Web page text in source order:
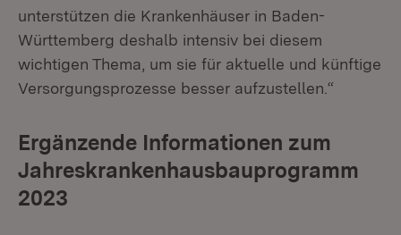
unterstützen die Krankenhäuser in Baden-
Württemberg deshalb intensiv bei diesem
wichtigen Thema, um sie für aktuelle und künftige
Versorgungsprozesse besser aufzustellen.“
Ergänzende Informationen zum
Jahreskrankenhausbauprogramm
2023